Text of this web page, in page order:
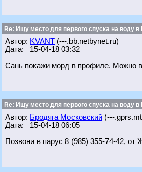
Re: Ищу место для первого спуска на воду
Автор: KVANT (---.bb.netbynet.ru)
Дата: 15-04-18 03:32
Сань покажи морд в профиле. Можно в
Re: Ищу место для первого спуска на воду
Автор: Бродяга Московский (---
Дата: 15-04-18 06:05
Позвони в парус 8 (985) 355-74-42, от